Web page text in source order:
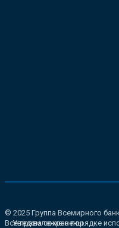
© 2025 Группа Всемирного
Все права сохранены.
Уведомление о порядке